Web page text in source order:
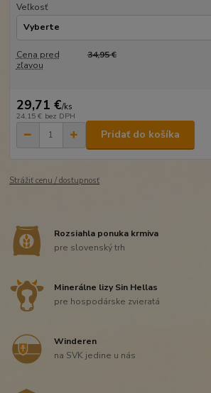
Veľkosť
Cena pred
zľavou
34,95 €
29,71 €/ks
24,15 € bez DPH
Pridať do košíka
Strážiť cenu / dostupnosť
Rozsiahla ponuka krmiva
pre slovenský trh
Minerálne lizy Sin Hellas
pre hospodárske zvieratá
Winderen
na SVK jedine u nás